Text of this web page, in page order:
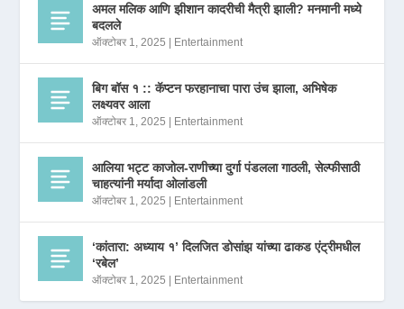
अमल मलिक आणि झीशान कादरीची मैत्री झाली? मनमानी मध्ये
बदलले
ऑक्टोबर 1, 2025 | Entertainment
बिग बॉस १ :: कॅप्टन फरहानाचा पारा उंच झाला, अभिषेक
लक्ष्यवर आला
ऑक्टोबर 1, 2025 | Entertainment
आलिया भट्ट काजोल-राणीच्या दुर्गा पंडलला गाठली, सेल्फीसाठी
चाहत्यांनी मर्यादा ओलांडली
ऑक्टोबर 1, 2025 | Entertainment
‘कांतारा: अध्याय १’ दिलजित डोसांझ यांच्या ढाकड एंट्रीमधील
‘रबेल’
ऑक्टोबर 1, 2025 | Entertainment